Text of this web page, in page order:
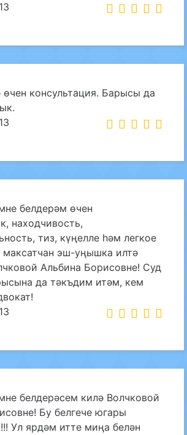
өчен консультация. Барысы да
белдерәм өчен
находчивость,
тиз, күңелле һәм легкое
эш-уңышка илтә
Альбина Борисовне! Суд
да тәкъдим итәм, кем
белдерәсем килә Волчковой
Бу белгече югары
Ул ярдәм итте миңа белән